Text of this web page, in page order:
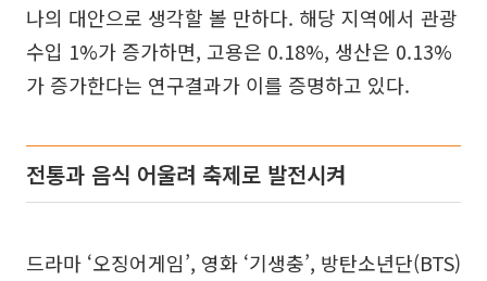
나의 대안으로 생각할 볼 만하다. 해당 지역에서 관광
수입 1%가 증가하면, 고용은 0.18%, 생산은 0.13%
가 증가한다는 연구결과가 이를 증명하고 있다.
전통과 음식 어울려 축제로 발전시켜
드라마 ‘오징어게임’, 영화 ‘기생충’, 방탄소년단(BTS)